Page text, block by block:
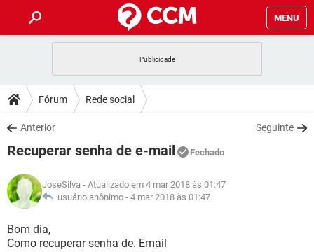
MENU
CELULAR
OUTLOOK
INSTAGRAM GMAIL
GUIA DE COMPRAS
DICAS
JOGOS
INSTAGRAM GMAIL
GUIA DE COMPRAS
DOWNLOADS
JOGOS WHATSAPP
CELULAR
OUTLOOK EXCEL
INSTAGRAM
GUIA DE COMPRAS
FÓRUM
JOGOS WHATSAPP
CELULAR
OUTLOOK
GLOSSÁRIO
JOGOS
CELULAR
Fórum Rede social
Anterior Seguinte
Recuperar senha de e-mail Fechado
JoseSilva - Atualizado em 4 mar 2018 às 01:47
usuário anônimo - 4 mar 2018 às 01:47
Bom dia,
Como recuperar senha de. Email